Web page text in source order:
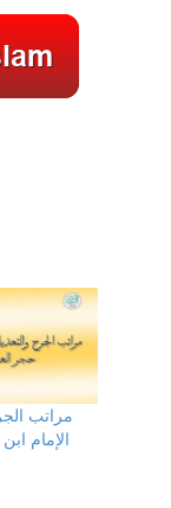
مراتب
الإمام